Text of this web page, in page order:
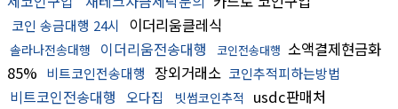
코인 송금대행 24시 이더리움클레식
솔라나전송대행 이더리움전송대행 코인전송대행 소액결제현금화
85% 비트코인전송대행 장외거래소 코인추적피하는방법
비트코인전송대행 오다집 빗썸코인추적 usdc판매처